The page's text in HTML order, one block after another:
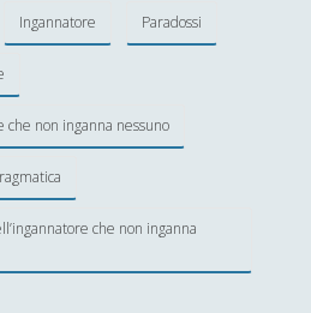
Internazionali(14)
(160)
Ingannatore Paradossi
che non inganna nessuno
che non inganna